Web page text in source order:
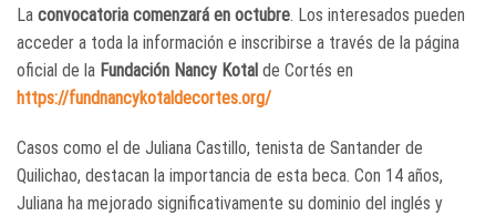
La convocatoria comenzará en octubre. Los interesados pueden
acceder a toda la información e inscribirse a través de la página
oficial de la Fundación Nancy Kotal de Cortés en
https://fundnancykotaldecortes.org/
Casos como el de Juliana Castillo, tenista de Santander de
Quilichao, destacan la importancia de esta beca. Con 14 años,
Juliana ha mejorado significativamente su dominio del inglés y